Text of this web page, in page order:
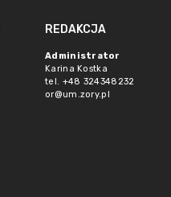
REDAKCJA
Administrator
Karina Kostka
tel. +48 324348232
or@um.zory.pl